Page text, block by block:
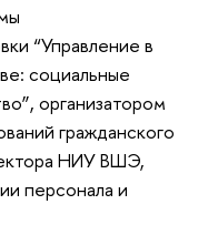
“Управление в
социальные
организатором
гражданского
НИУ ВШЭ,
персонала и